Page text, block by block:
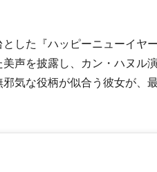
した『ハッピーニューイヤ
声を披露し、カン・ハヌル
気な役柄が似合う彼女が、